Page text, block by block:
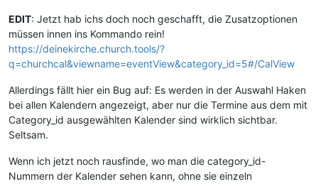
EDIT: Jetzt hab ichs doch noch geschafft, die Zusatzoptionen
müssen innen ins Kommando rein!
https://deinekirche.church.tools/?
q=churchcal&viewname=eventView&category_id=5#/CalView
Allerdings fällt hier ein Bug auf: Es werden in der Auswahl Haken
bei allen Kalendern angezeigt, aber nur die Termine aus dem mit
Category_id ausgewählten Kalender sind wirklich sichtbar.
Seltsam.
Wenn ich jetzt noch rausfinde, wo man die category_id-
Nummern der Kalender sehen kann, ohne sie einzeln